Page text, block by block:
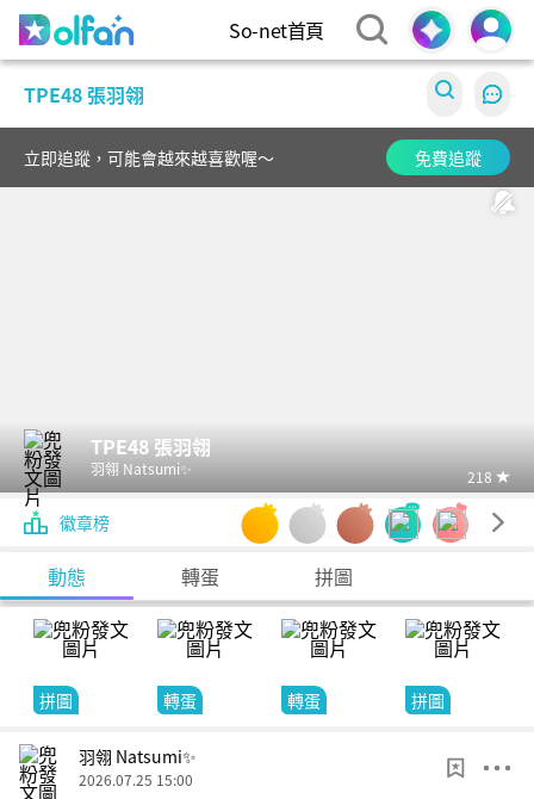
Dolfan So-net首頁
TPE48 張羽翎
立即追蹤，可能會越來越喜歡喔～ 免費追蹤
TPE48 張羽翎
羽翎 Natsumi✨ 218
徽章榜
動態 轉蛋 拼圖
拼圖 轉蛋 轉蛋 拼圖
羽翎 Natsumi✨
2026.07.25 15:00